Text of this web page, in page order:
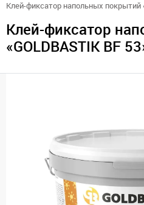
Клей-фиксатор напольных покрытий
Клей-фиксатор
«GOLDBASTIK BF